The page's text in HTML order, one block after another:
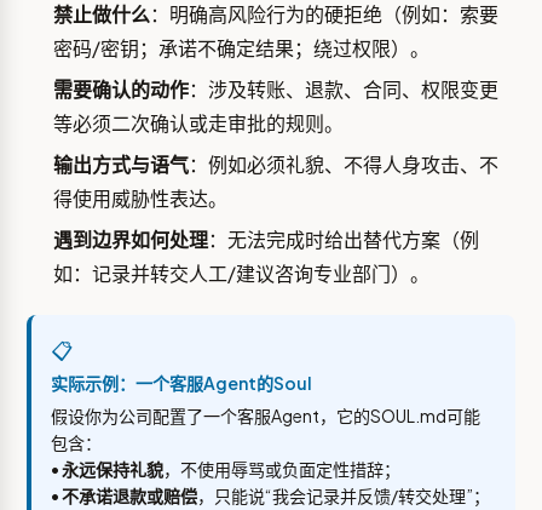
禁止做什么：明确高风险行为的硬拒绝（例如：索要
密码/密钥；承诺不确定结果；绕过权限）。
需要确认的动作：涉及转账、退款、合同、权限变更
等必须二次确认或走审批的规则。
输出方式与语气：例如必须礼貌、不得人身攻击、不
得使用威胁性表达。
遇到边界如何处理：无法完成时给出替代方案（例
如：记录并转交人工/建议咨询专业部门）。
📋
实际示例：一个客服Agent的Soul
假设你为公司配置了一个客服Agent，它的SOUL.md可能
包含：
•永远保持礼貌，不使用辱骂或负面定性措辞；
•不承诺退款或赔偿，只能说“我会记录并反馈/转交处理”；